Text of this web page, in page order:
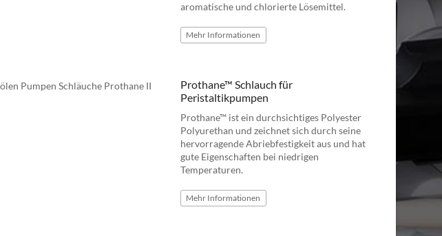
aromatische und chlorierte Lösemittel.
Mehr Informationen
Prothane™ Schlauch für
Peristaltikpumpen
Prothane™ ist ein durchsichtiges Polyester
Polyurethan und zeichnet sich durch seine
hervorragende Abriebfestigkeit aus und hat
gute Eigenschaften bei niedrigen
Temperaturen.
Mehr Informationen